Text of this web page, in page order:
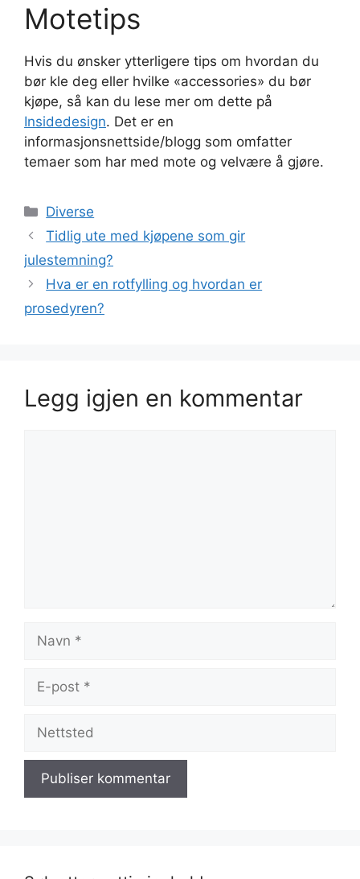
Motetips
Hvis du ønsker ytterligere tips om hvordan du
bør kle deg eller hvilke «accessories» du bør
kjøpe, så kan du lese mer om dette på
Insidedesign. Det er en
informasjonsnettside/blogg som omfatter
temaer som har med mote og velvære å gjøre.
Kategorier
Diverse
Tidlig ute med kjøpene som gir
julestemning?
Hva er en rotfylling og hvordan er
prosedyren?
Legg igjen en kommentar
post